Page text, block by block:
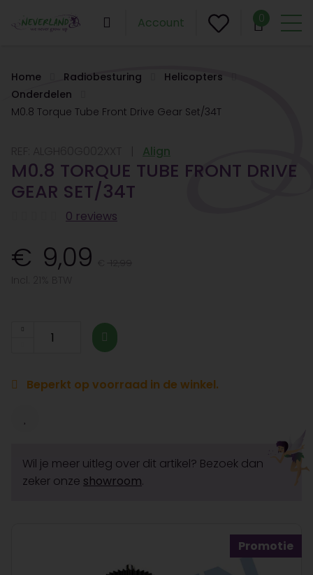
Account 0
Home Radiobesturing
Helicopters
Onderdelen
M0.8 Torque Tube Front Drive Gear Set/34T
Align
M0.8 TORQUE TUBE FRONT DRIVE
GEAR SET/34T
0 reviews
9,09
Beperkt op voorraad in de winkel.
Wil je meer uitleg over dit artikel? Bezoek dan
zeker onze showroom.
Promotie